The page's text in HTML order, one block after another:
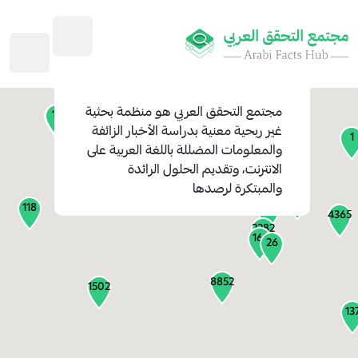
8852
127
45
2282
4365
1502
118
1113
26
1
161
مجتمع التحقق العربيهو منظمة بحثية
غير ربحية معنية بدراسة الأخبار الزائفة
والمعلومات المضللة باللغة العربية على
الانترنت، وتقديم الحلول الرائدة
والمبتكرة لرصدها